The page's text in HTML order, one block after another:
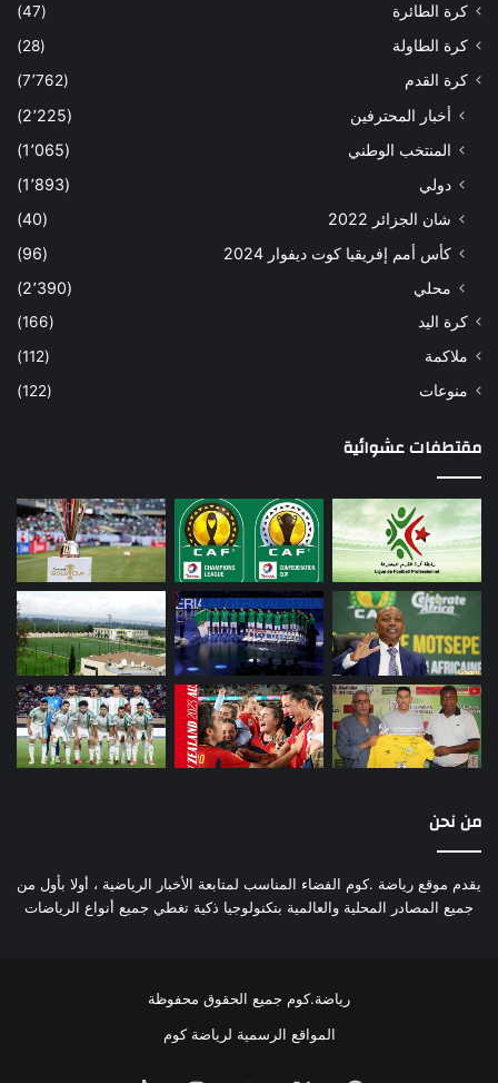
كرة الطائرة
(47)
كرة الطاولة
(28)
كرة القدم
(7٬762)
أخبار المحترفين
(2٬225)
المنتخب الوطني
(1٬065)
دولي
(1٬893)
شان الجزائر 2022
(40)
كأس أمم إفريقيا كوت ديفوار 2024
(96)
محلي
(2٬390)
كرة اليد
(166)
ملاكمة
(112)
منوعات
(122)
مقتطفات عشوائية
من نحن
يقدم موقع رياضة .كوم الفضاء المناسب لمتابعة الأخبار الرياضية ، أولا بأول من
جميع المصادر المحلية والعالمية بتكنولوجيا ذكية تغطي جميع أنواع الرياضات
رياضة.كوم جميع الحقوق محفوظة
المواقع الرسمية لرياضة كوم